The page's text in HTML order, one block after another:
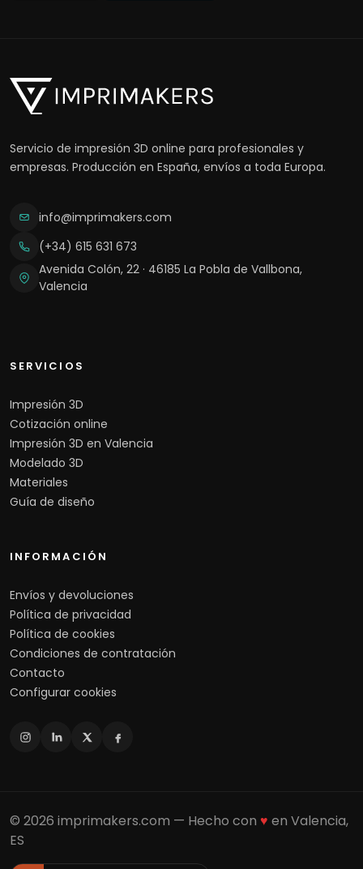
Servicio de impresión 3D online para profesionales y
empresas. Producción en España, envíos a toda Europa.
info@imprimakers.com
(+34) 615 631 673
Avenida Colón, 22 · 46185 La Pobla de Vallbona,
Valencia
SERVICIOS
Impresión 3D
Cotización online
Impresión 3D en Valencia
Modelado 3D
Materiales
Guía de diseño
INFORMACIÓN
Envíos y devoluciones
Política de privacidad
Política de cookies
Condiciones de contratación
Contacto
Configurar cookies
© 2026 imprimakers.com — Hecho con ♥ en Valencia,
ES